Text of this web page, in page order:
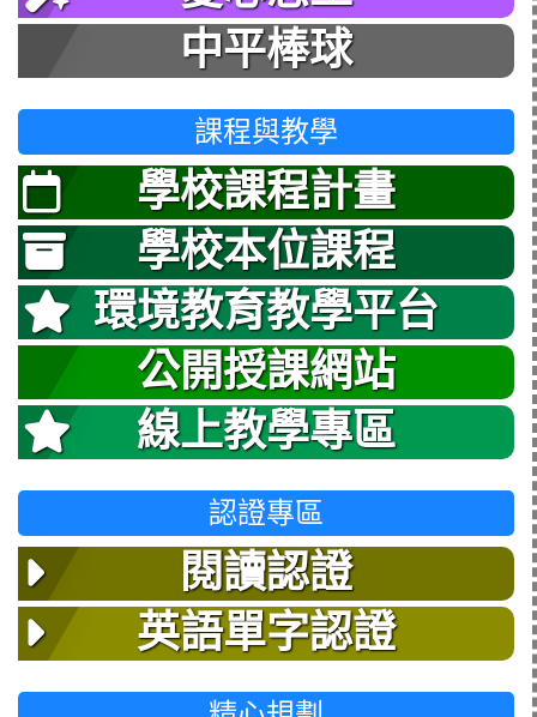
中平棒球
課程與教學
學校課程計畫
學校本位課程
環境教育教學平台
公開授課網站
線上教學專區
認證專區
閱讀認證
英語單字認證